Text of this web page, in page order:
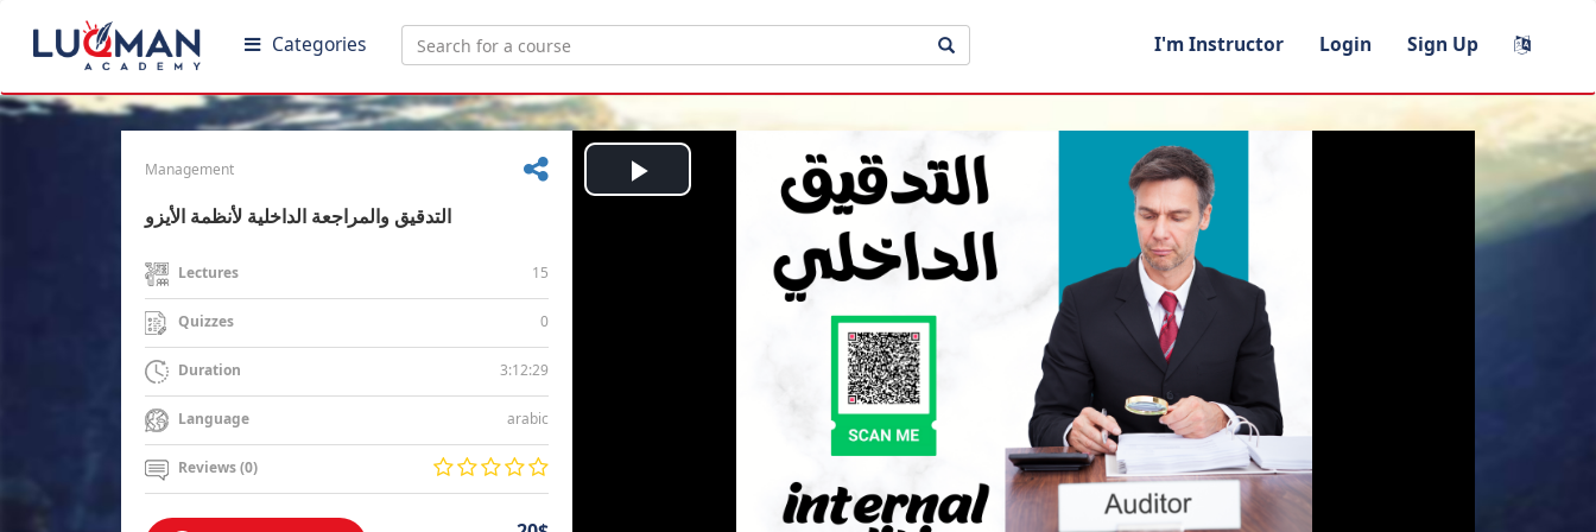
Categories I'm Instructor Login Sign Up
Management
التدقيق والمراجعة الداخلية لأنظمة الأيزو
Lectures 15
Quizzes 0
Duration 3:12:29
Language arabic
Reviews (0)
Play